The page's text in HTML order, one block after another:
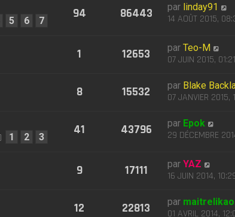
5 6 7 94 86443 par linday91
14 AOÛT 2015,
1 12653 parTeo-M
07 JUIN 2015, 01:21
8 15532 par Blake
07 JANVIER 2015,
1 2 3 41 43796 par Epok
29 DÉCEMBRE
9 17111 parYAZ
16 JUIN 2014,
12 22813 par maitrelikao
01 AVRIL 2014,